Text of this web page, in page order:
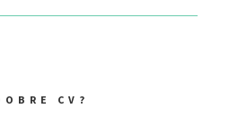
CV?